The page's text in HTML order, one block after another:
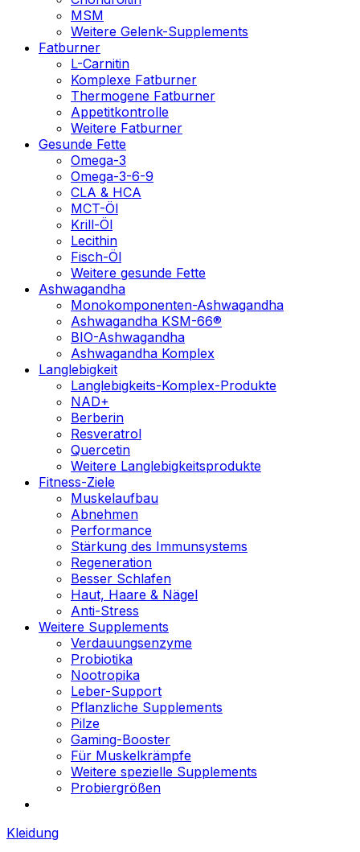
MSM
Weitere Gelenk-Supplements
Fatburner
L-Carnitin
Komplexe Fatburner
Thermogene Fatburner
Appetitkontrolle
Weitere Fatburner
Gesunde Fette
Omega-3
Omega-3-6-9
CLA & HCA
MCT-Öl
Krill-Öl
Lecithin
Fisch-Öl
Weitere gesunde Fette
Ashwagandha
Monokomponenten-Ashwagandha
Ashwagandha KSM-66®
BIO-Ashwagandha
Ashwagandha Komplex
Langlebigkeit
Langlebigkeits-Komplex-Produkte
NAD+
Berberin
Resveratrol
Quercetin
Weitere Langlebigkeitsprodukte
Fitness-Ziele
Muskelaufbau
Abnehmen
Performance
Stärkung des Immunsystems
Regeneration
Besser Schlafen
Haut, Haare & Nägel
Anti-Stress
Weitere Supplements
Verdauungsenzyme
Probiotika
Nootropika
Leber-Support
Pflanzliche Supplements
Pilze
Gaming-Booster
Für Muskelkrämpfe
Weitere spezielle Supplements
Probiergrößen
Kleidung